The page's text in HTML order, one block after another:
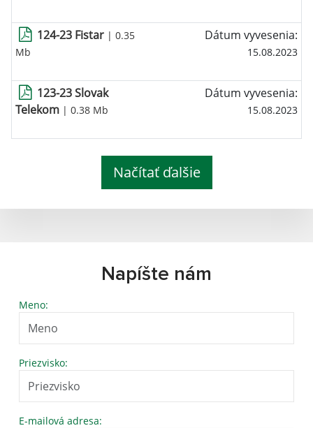
124-23 Fistar | 0.35
Mb
Dátum vyvesenia:
15.08.2023
123-23 Slovak
Telekom | 0.38 Mb
Dátum vyvesenia:
15.08.2023
Načítať ďalšie
Napíšte nám
Meno:
Priezvisko:
E-mailová adresa: